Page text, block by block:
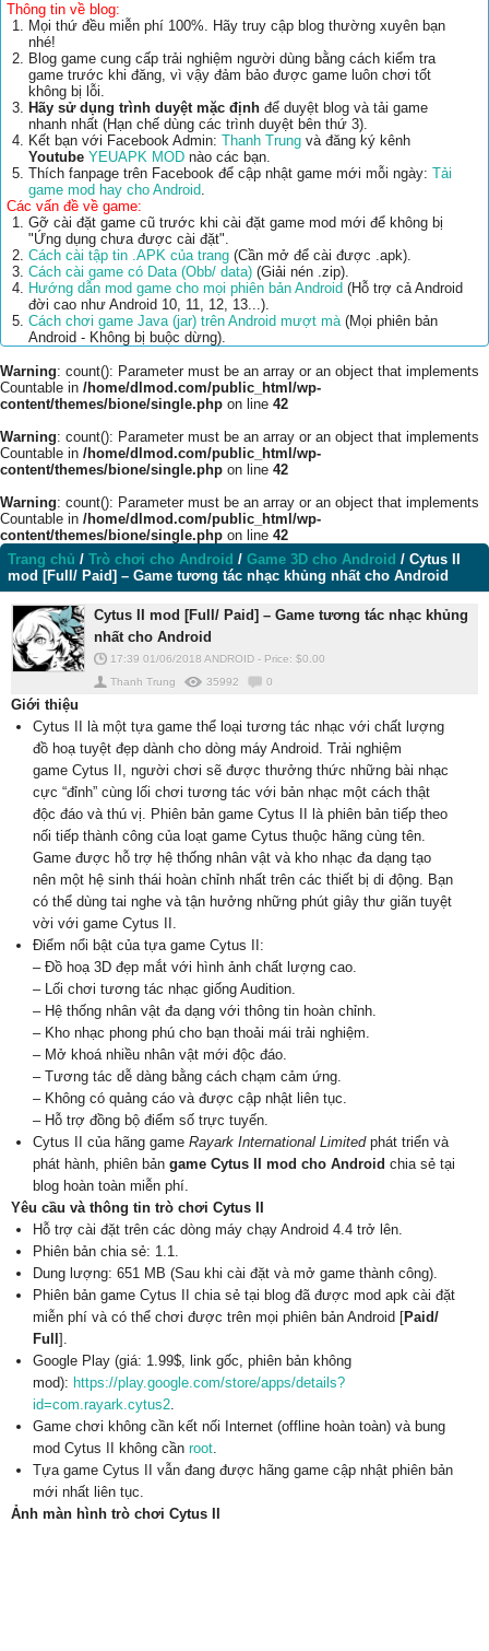
Thông tin về blog:
Mọi thứ đều miễn phí 100%. Hãy truy cập blog thường xuyên bạn
nhé!
Blog game cung cấp trải nghiệm người dùng bằng cách kiểm tra
game trước khi đăng, vì vậy đảm bảo được game luôn chơi tốt
không bị lỗi.
Hãy sử dụng trình duyệt mặc định để duyệt blog và tải game
nhanh nhất (Hạn chế dùng các trình duyệt bên thứ 3).
Kết bạn với Facebook Admin: Thanh Trung và đăng ký kênh
Youtube YEUAPK MOD nào các bạn.
Thích fanpage trên Facebook để cập nhật game mới mỗi ngày: Tải
game mod hay cho Android.
Các vấn đề về game:
Gỡ cài đặt game cũ trước khi cài đặt game mod mới để không bị
"Ứng dụng chưa được cài đặt".
Cách cài tập tin .APK của trang (Cần mở để cài được .apk).
Cách cài game có Data (Obb/ data) (Giải nén .zip).
Hướng dẫn mod game cho mọi phiên bản Android (Hỗ trợ cả Android
đời cao như Android 10, 11, 12, 13...).
Cách chơi game Java (jar) trên Android mượt mà(Mọi phiên bản
Android - Không bị buộc dừng).
Warning: count(): Parameter must be an array or an object that implements
Countable in /home/dlmod.com/public_html/wp-
content/themes/bione/single.php on line 42
Warning: count(): Parameter must be an array or an object that implements
Countable in /home/dlmod.com/public_html/wp-
content/themes/bione/single.php on line 42
Warning: count(): Parameter must be an array or an object that implements
Countable in /home/dlmod.com/public_html/wp-
content/themes/bione/single.php on line 42
Trang chủ / Trò chơi cho Android / Game 3D cho Android / Cytus II
mod [Full/ Paid] – Game tương tác nhạc khủng nhất cho Android
Cytus II mod [Full/ Paid] – Game tương tác nhạc khủng
nhất cho Android
17:39 01/06/2018 ANDROID - Price: $0.00
Thanh Trung
35992 0
Giới thiệu
Cytus II là một tựa game thể loại tương tác nhạc với chất lượng
đồ hoạ tuyệt đẹp dành cho dòng máy Android. Trải nghiệm
game Cytus II, người chơi sẽ được thưởng thức những bài nhạc
cực “đỉnh” cùng lối chơi tương tác với bản nhạc một cách thật
độc đáo và thú vị. Phiên bản game Cytus II là phiên bản tiếp theo
nối tiếp thành công của loạt game Cytus thuộc hãng cùng tên.
Game được hỗ trợ hệ thống nhân vật và kho nhạc đa dạng tạo
nên một hệ sinh thái hoàn chỉnh nhất trên các thiết bị di động. Bạn
có thể dùng tai nghe và tận hưởng những phút giây thư giãn tuyệt
vời với game Cytus II.
Điểm nổi bật của tựa game Cytus II:
– Đồ hoạ 3D đẹp mắt với hình ảnh chất lượng cao.
– Lối chơi tương tác nhạc giống Audition.
– Hệ thống nhân vật đa dạng với thông tin hoàn chỉnh.
– Kho nhạc phong phú cho bạn thoải mái trải nghiệm.
– Mở khoá nhiều nhân vật mới độc đáo.
– Tương tác dễ dàng bằng cách chạm cảm ứng.
– Không có quảng cáo và được cập nhật liên tục.
– Hỗ trợ đồng bộ điểm số trực tuyến.
Cytus II của hãng game Rayark International Limitedphát triển và
phát hành, phiên bản game Cytus II mod cho Android chia sẻ tại
blog hoàn toàn miễn phí.
Yêu cầu và thông tin trò chơi Cytus II
Hỗ trợ cài đặt trên các dòng máy chạy Android 4.4 trở lên.
Phiên bản chia sẻ: 1.1.
Dung lượng: 651 MB (Sau khi cài đặt và mở game thành công).
Phiên bản game Cytus II chia sẻ tại blog đã được mod apk cài đặt
miễn phí và có thể chơi được trên mọi phiên bản Android [Paid/
Full ].
Google Play (giá: 1.99$, link gốc, phiên bản không
mod): https://play.google.com/store/apps/details?
id=com.rayark.cytus2.
Game chơi không cần kết nối Internet (offline hoàn toàn) và bung
mod Cytus II không cần root.
Tựa game Cytus II vẫn đang được hãng game cập nhật phiên bản
mới nhất liên tục.
Ảnh màn hình trò chơi Cytus II